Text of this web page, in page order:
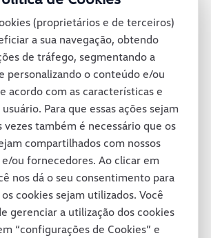
(proprietários e de terceiros)
a sua navegação, obtendo
de tráfego, segmentando a
personalizando o conteúdo e/ou
acordo com as características e
Para que essas ações sejam
vezes também é necessário que os
compartilhados com nossos
ou fornecedores. Ao clicar em
nos dá o seu consentimento para
cookies sejam utilizados. Você
gerenciar a utilização dos cookies
“configurações de Cookies” e
mais de 30 diferentes
e conta também com
concessionárias para dar
a seus clientes pelas ruas e
Modular
Volkswagen Caminhões e